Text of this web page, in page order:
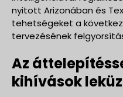
nyitott Arizonában és
tehetségeket a
tervezésének
Az
kihívások